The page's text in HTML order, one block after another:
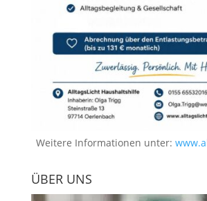
Weitere Informationen unter:
ÜBER UNS